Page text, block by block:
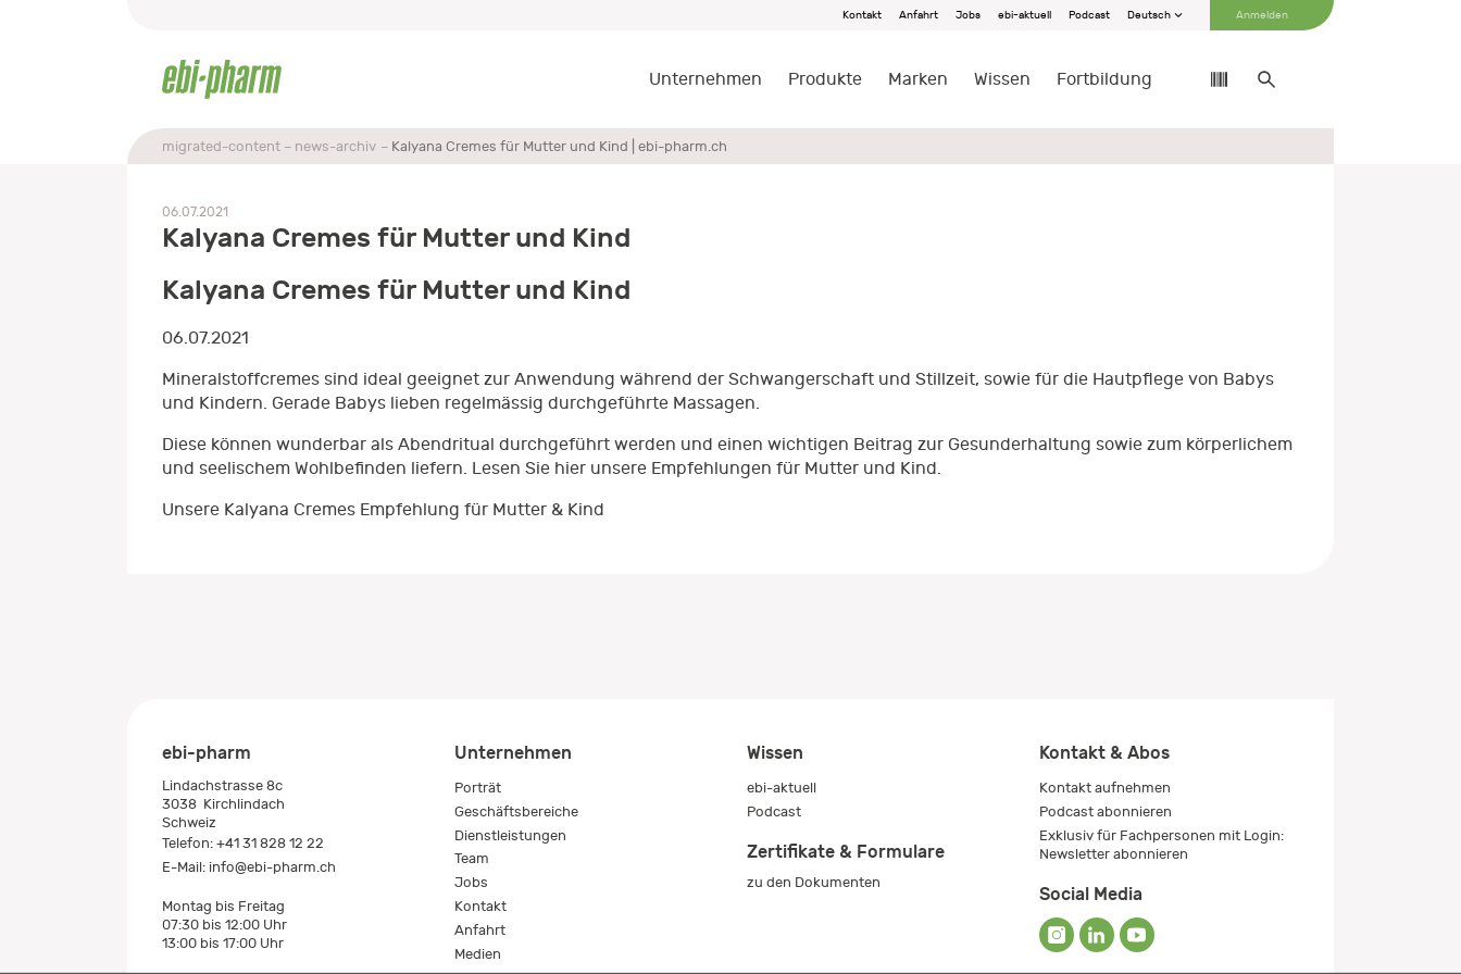
Kontakt Anfahrt Jobs ebi-aktuell Podcast Deutsch Anmelden
Unternehmen Produkte Marken Wissen Fortbildung
migrated-content news-archiv Kalyana Cremes für Mutter und Kind | ebi-pharm.ch
06.07.2021
Kalyana Cremes für Mutter und Kind
Kalyana Cremes für Mutter und Kind
06.07.2021
Mineralstoffcremes sind ideal geeignet zur Anwendung während der Schwangerschaft und Stillzeit, sowie für die Hautpflege von Babys
und Kindern. Gerade Babys lieben regelmässig durchgeführte Massagen.
Diese können wunderbar als Abendritual durchgeführt werden und einen wichtigen Beitrag zur Gesunderhaltung sowie zum körperlichem
und seelischem Wohlbefinden liefern. Lesen Sie hier unsere Empfehlungen für Mutter und Kind.
Unsere Kalyana Cremes Empfehlung für Mutter & Kind
ebi-pharm
Lindachstrasse 8c
3038 Kirchlindach
Schweiz
Telefon: +41 31 828 12 22
E-Mail: info@ebi-pharm.ch
Montag bis Freitag
07:30 bis 12:00 Uhr
13:00 bis 17:00 Uhr
Unternehmen
Porträt
Geschäftsbereiche
Dienstleistungen
Team
Jobs
Kontakt
Anfahrt
Medien
Wissen
ebi-aktuell
Podcast
Zertifikate & Formulare
zu den Dokumenten
Kontakt & Abos
Kontakt aufnehmen
Podcast abonnieren
Exklusiv für Fachpersonen mit Login:
Newsletter abonnieren
Social Media